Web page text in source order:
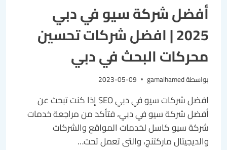
أفضل شركة سيو في دبي
2025 | افضل شركات تحسين
محركات البحث في دبي
بواسطةgamalhamed
2023-05-09
افضل شركات سيو في دبي SEO إذا كنت تبحث عن
أفضل شركة سيو في دبي، فتأكد من مراجعة خدمات
شركة سيو كاسل لخدمات المواقع والشركات
والديجيتال ماركتنج، والتى تعمل تحت…